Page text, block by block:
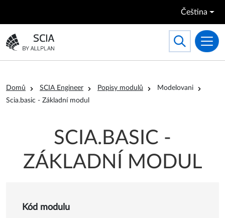
Čeština
Přejít na domovskou stránku
Toggle
Search
Drobečková navigace
Domů SCIA Engineer Popisy modulů
Modelovani
Scia.basic - Základní modul
SCIA.BASIC -
ZÁKLADNÍ MODUL
Kód modulu